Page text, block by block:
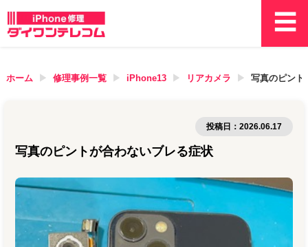
ホーム 修理事例一覧 iPhone13 リアカメラ 写真のピント
写真のピントが合わないブレる症状
投稿日： 2026.06.17